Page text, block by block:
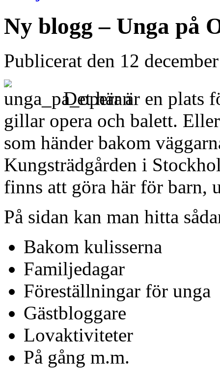
Ny blogg – Unga på
Publicerat den 12
Det här är en plats
gillar opera och balett.
som händer bakom
Kungsträdgården i
finns att göra här för barn,
På sidan kan man hitta
Bakom kulisserna
Familjedagar
Föreställningar för unga
Gästbloggare
Lovaktiviteter
På gång m.m.